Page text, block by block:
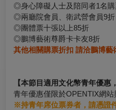
◎身心障礙人士及陪同者1名
◎兩廳院會員、衛武營會員9折
◎團體票十張以上85折
◎鵬博藝術尊爵卡卡友8折
其他相關購票折扣 請洽鵬博藝
【本節目適用文化幣青年優惠
青年優惠僅限於OPENTIX網站
※持青年席位票券者，請憑證